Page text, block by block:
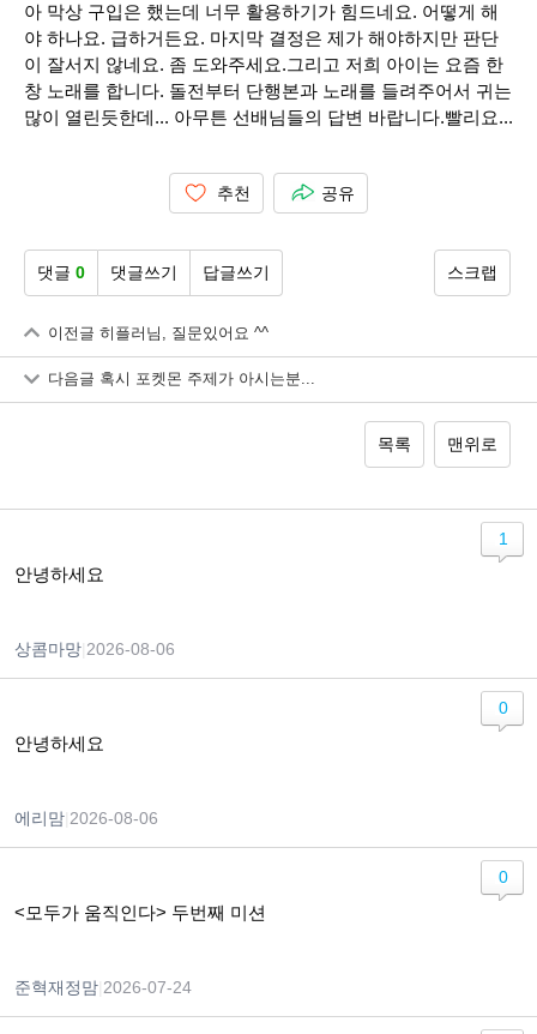
아 막상 구입은 했는데 너무 활용하기가 힘드네요. 어떻게 해
야 하나요. 급하거든요. 마지막 결정은 제가 해야하지만 판단
이 잘서지 않네요. 좀 도와주세요.그리고 저희 아이는 요즘 한
창 노래를 합니다. 돌전부터 단행본과 노래를 들려주어서 귀는
많이 열린듯한데... 아무튼 선배님들의 답변 바랍니다.빨리요...
추천 공유
댓글 0 댓글쓰기 답글쓰기 스크랩
이전글 히플러님, 질문있어요 ^^
다음글 혹시 포켓몬 주제가 아시는분...
목록 맨위로
안녕하세요
상콤마망 2026-08-06
1
안녕하세요
에리맘 2026-08-06
0
<모두가 움직인다> 두번째 미션
준혁재정맘 2026-07-24
0